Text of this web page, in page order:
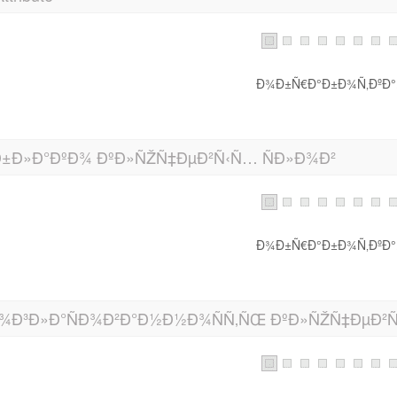
ÐºÐ»ÑŽÑ‡ÐµÐ²Ñ‹Ñ… ÑÐ»Ð¾Ð²